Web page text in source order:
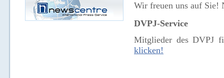
Wir freuen uns auf Sie!
DVPJ-Service
Mitglieder des DVPJ
klicken!